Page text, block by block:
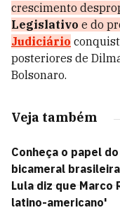
crescimento
Legislativo e do
Judiciário
posteriores de
Bolsonaro.
Veja também
Conheça o papel
bicameral brasileira
Lula diz que
latino-americano'